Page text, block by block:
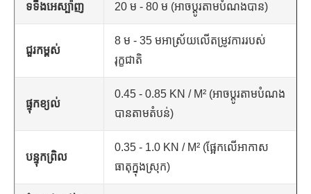
ទទឹងអេស្ប៉ាញ 20 ម - 80 ម (អាចប្ដូរតាមបំណងបាន)
ជួរកម្ពស់
8 ម - 35 មអាស្រ័យលើតម្រូវការរបស់
រុក្ខជាតិ
ផ្ទុកខ្យល់
0.45 - 0.85 KN / M² (អាចប្ដូរតាមបំណង
បានតាមតំបន់)
បន្ទុកព្រិល
0.35 - 1.0 KN / M² (ផ្អែកលើអាកាស
ធាតុក្នុងស្រុក)